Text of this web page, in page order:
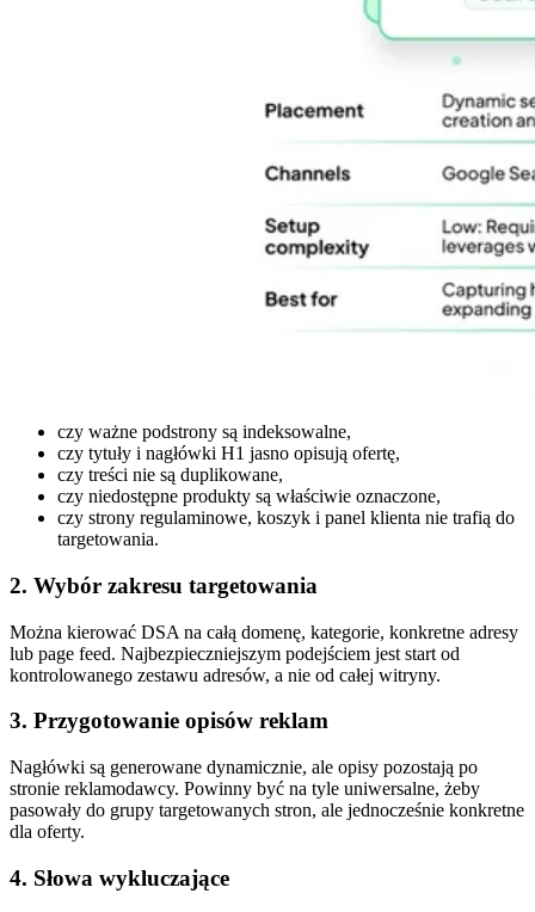
czy ważne podstrony są indeksowalne,
czy tytuły i nagłówki H1 jasno opisują ofertę,
czy treści nie są duplikowane,
czy niedostępne produkty są właściwie oznaczone,
czy strony regulaminowe, koszyk i panel klienta nie trafią do
targetowania.
2. Wybór zakresu targetowania
Można kierować DSA na całą domenę, kategorie, konkretne adresy
lub page feed. Najbezpieczniejszym podejściem jest start od
kontrolowanego zestawu adresów, a nie od całej witryny.
3. Przygotowanie opisów reklam
Nagłówki są generowane dynamicznie, ale opisy pozostają po
stronie reklamodawcy. Powinny być na tyle uniwersalne, żeby
pasowały do grupy targetowanych stron, ale jednocześnie konkretne
dla oferty.
4. Słowa wykluczające